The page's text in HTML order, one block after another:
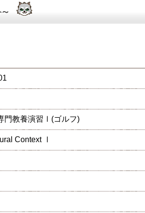
門教養演習Ⅰ(ゴルフ)
Context Ⅰ